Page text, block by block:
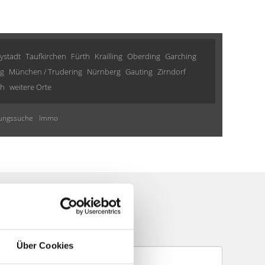
Über Cookies
Taufkirchen Fürth Krailling Oberding Garching
München / Trudering Nürnberg Gauting Zirndorf
weitere Orte
Immo